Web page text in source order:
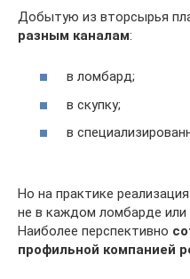
Добытую из вторсырья
разным каналам:
в ломбард;
в скупку;
в
Но на практике
не в каждом ломбарде или
Наиболее перспективно
профильной компанией